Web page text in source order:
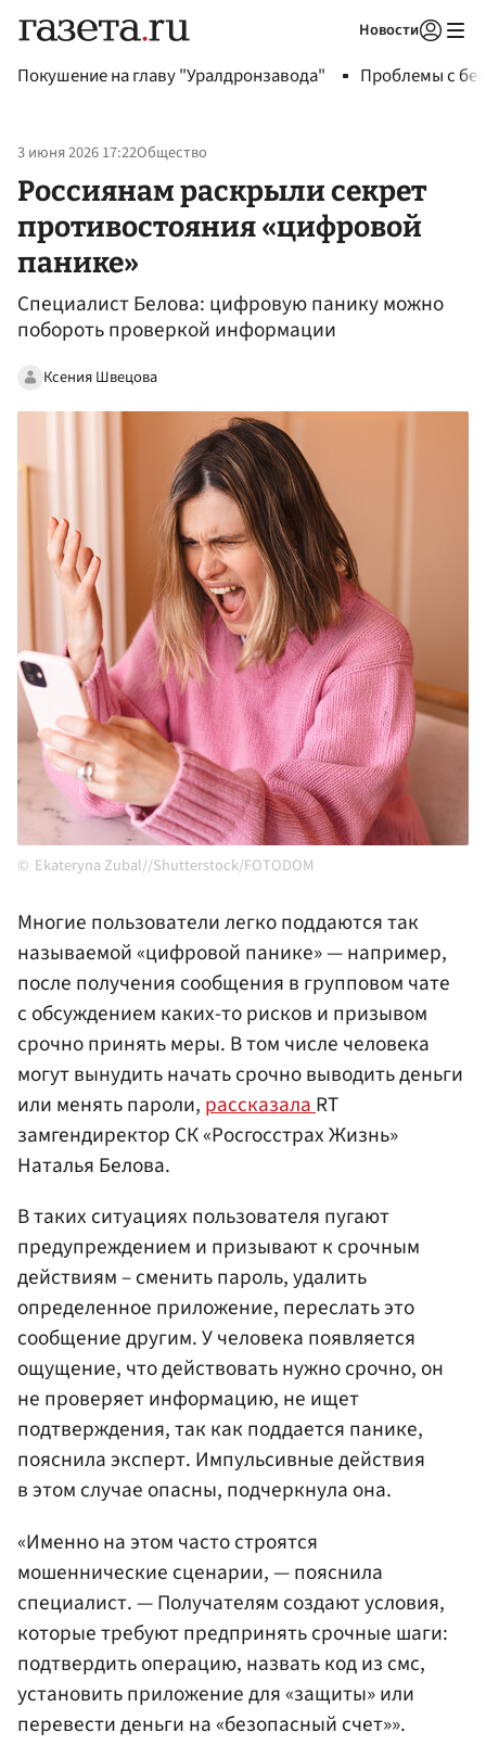
Новости
Покушение на главу "Уралдронзавода" Проблемы с
3 июня 2026 17:22Общество
Россиянам раскрыли секрет
противостояния «цифровой
панике»
Специалист Белова: цифровую панику можно
побороть проверкой информации
Ксения Швецова
Ekateryna Zubal//Shutterstock/FOTODOM
Многие пользователи легко поддаются так
называемой «цифровой панике» — например,
после получения сообщения в групповом чате
с обсуждением каких-то рисков и призывом
срочно принять меры. В том числе человека
могут вынудить начать срочно выводить деньги
или менять пароли, рассказалаRT
замгендиректор СК «Росгосстрах Жизнь»
Наталья Белова.
В таких ситуациях пользователя пугают
предупреждением и призывают к срочным
действиям – сменить пароль, удалить
определенное приложение, переслать это
сообщение другим. У человека появляется
ощущение, что действовать нужно срочно, он
не проверяет информацию, не ищет
подтверждения, так как поддается панике,
пояснила эксперт. Импульсивные действия
в этом случае опасны, подчеркнула она.
«Именно на этом часто строятся
мошеннические сценарии, — пояснила
специалист. — Получателям создают условия,
которые требуют предпринять срочные шаги:
подтвердить операцию, назвать код из смс,
установить приложение для «защиты» или
перевести деньги на «безопасный счет»».